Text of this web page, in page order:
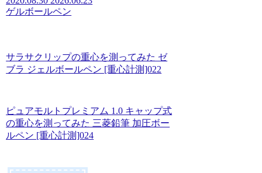
ゲルボールペン
サラサクリップの重心を測ってみた ゼ
ブラ ジェルボールペン [重心計測]022
ピュアモルトプレミアム 1.0 キャップ式
の重心を測ってみた 三菱鉛筆 加圧ボー
ルペン [重心計測]024